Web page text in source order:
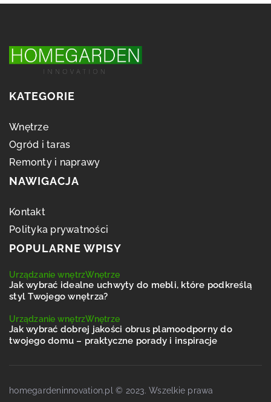
KATEGORIE
Wnętrze
Ogród i taras
Remonty i naprawy
NAWIGACJA
Kontakt
Polityka prywatności
POPULARNE WPISY
Urządzanie wnętrzWnętrze
Jak wybrać idealne uchwyty do mebli, które podkreślą
styl Twojego wnętrza?
Urządzanie wnętrzWnętrze
Jak wybrać dobrej jakości obrus plamoodporny do
twojego domu – praktyczne porady i inspiracje
homegardeninnovation.pl © 2023. Wszelkie prawa